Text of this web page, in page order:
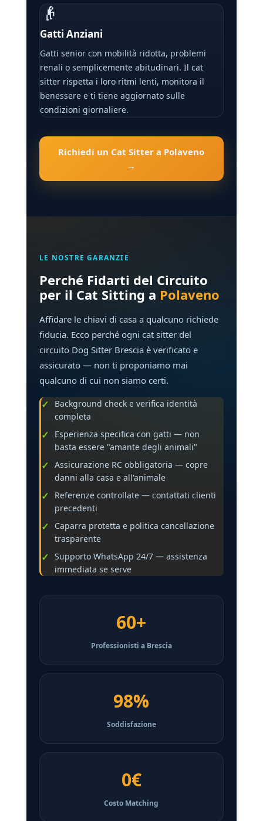
👴
Gatti Anziani
Gatti senior con mobilità ridotta, problemi
renali o semplicemente abitudinari. Il cat
sitter rispetta i loro ritmi lenti, monitora il
benessere e ti tiene aggiornato sulle
condizioni giornaliere.
Richiedi un Cat Sitter a Polaveno
→
LE NOSTRE GARANZIE
Perché Fidarti del Circuito
per il Cat Sitting a Polaveno
Affidare le chiavi di casa a qualcuno richiede
fiducia. Ecco perché ogni cat sitter del
circuito Dog Sitter Brescia è verificato e
assicurato — non ti proponiamo mai
qualcuno di cui non siamo certi.
Background check e verifica identità
completa
Esperienza specifica con gatti — non
basta essere "amante degli animali"
Assicurazione RC obbligatoria — copre
danni alla casa e all'animale
Referenze controllate — contattati clienti
precedenti
Caparra protetta e politica cancellazione
trasparente
Supporto WhatsApp 24/7 — assistenza
immediata se serve
60+
Professionisti a Brescia
98%
Soddisfazione
0€
Costo Matching